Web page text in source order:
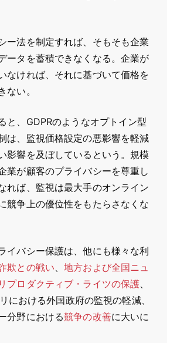
ー法を制定すれば、そもそも企業
ータを蓄積できなくなる。企業が
なければ、それに基づいて価格を
ない。
と、GDPRのようなオプトイン型
は、監視価格設定の悪影響を軽減
影響を及ぼしているという。規模
業が顧客のプライバシーを尊重し
れば、監視は最大手のオンライン
競争上の優位性をもたらさなくな
イバシー保護は、他にも様々な利
欺との戦い、地方および全国ニュ
リプロダクティブ・ライツの保護、
における外国政府の監視の軽減、
分野における競争の改善に大いに